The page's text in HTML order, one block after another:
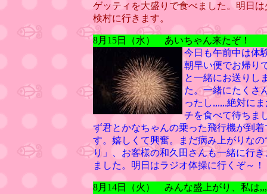
ゲッティを大盛りで食べました。明日
検村に行きます。
8月15日（水） あいちゃん来たぞ！
今日も午前中は体
朝早い便でお帰り
と一緒にお送りし
た。一緒にたくさ
ったし,,,,,,絶対に
チを食べて待ちま
ず君とかなちゃんの乗った飛行機が到
す。嬉しくて興奮。まだ病み上がりな
り」、お客様の和久田さんも一緒に行
ました。明日はラジオ体操に行くぞ～！
8月14日（火） みんな盛上がり、私は